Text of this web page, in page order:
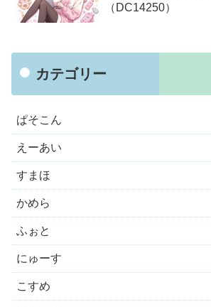
（DC14250）
カテゴリー
ぱそこん
えーあい
すまほ
かめら
ふぉと
にゅーす
こすめ